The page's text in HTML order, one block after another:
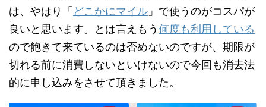
は、やはり「 どこかにマイル 」で使うのがコスパが
良いと思います。とは言えもう何度も利用している
ので飽きて来ているのは否めないのですが、期限が
切れる前に消費しないといけないので今回も消去法
的に申し込みをさせて頂きました。